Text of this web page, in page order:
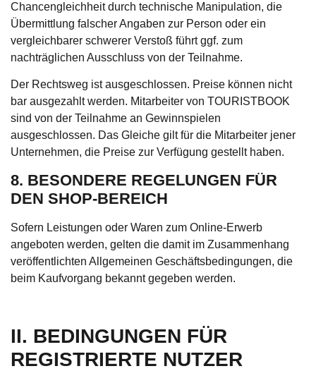
Chancengleichheit durch technische Manipulation, die
Übermittlung falscher Angaben zur Person oder ein
vergleichbarer schwerer Verstoß führt ggf. zum
nachträglichen Ausschluss von der Teilnahme.
Der Rechtsweg ist ausgeschlossen. Preise können nicht
bar ausgezahlt werden. Mitarbeiter von TOURISTBOOK
sind von der Teilnahme an Gewinnspielen
ausgeschlossen. Das Gleiche gilt für die Mitarbeiter jener
Unternehmen, die Preise zur Verfügung gestellt haben.
8. BESONDERE REGELUNGEN FÜR
DEN SHOP-BEREICH
Sofern Leistungen oder Waren zum Online-Erwerb
angeboten werden, gelten die damit im Zusammenhang
veröffentlichten Allgemeinen Geschäftsbedingungen, die
beim Kaufvorgang bekannt gegeben werden.
II. BEDINGUNGEN FÜR
REGISTRIERTE NUTZER